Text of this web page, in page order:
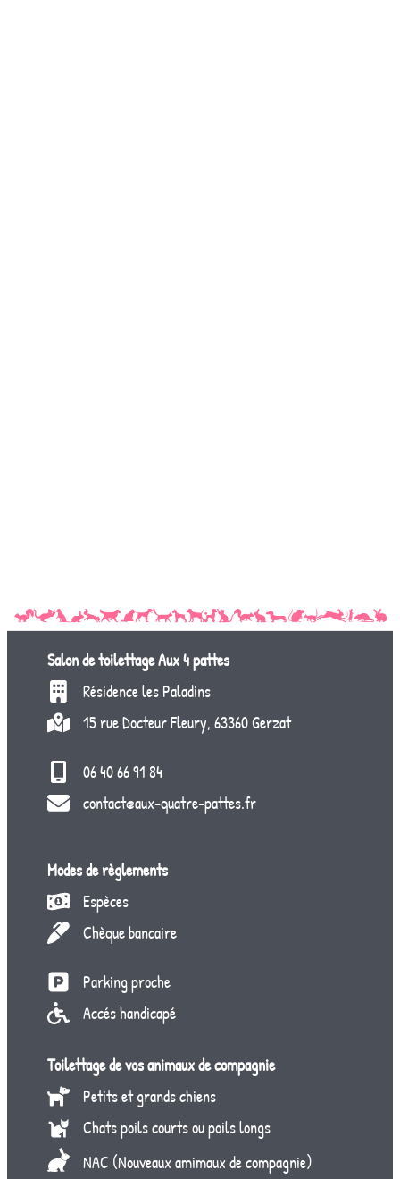
Salon de toilettageAux 4 pattes
Résidence les Paladins
15 rue Docteur Fleury, 63360 Gerzat
06 40 66 91 84
contact@aux-quatre-pattes.fr
Modes de règlements
Espèces
Chèque bancaire
Parking proche
Accés handicapé
Toilettage de vos animaux de compagnie
Petits et grands chiens
Chats poils courts ou poils longs
NAC (Nouveaux amimaux de compagnie)